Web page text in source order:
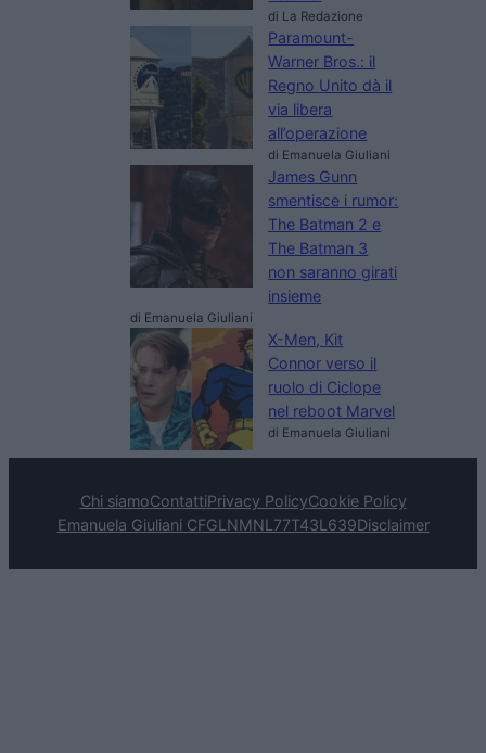
di La Redazione
Paramount-
Warner Bros.: il
Regno Unito dà il
via libera
all’operazione
di Emanuela Giuliani
James Gunn
smentisce i rumor:
The Batman 2 e
The Batman 3
non saranno girati
insieme
di Emanuela Giuliani
X-Men, Kit
Connor verso il
ruolo di Ciclope
nel reboot Marvel
di Emanuela Giuliani
Chi siamoContattiPrivacy PolicyCookie Policy
Emanuela Giuliani CFGLNMNL77T43L639Disclaimer